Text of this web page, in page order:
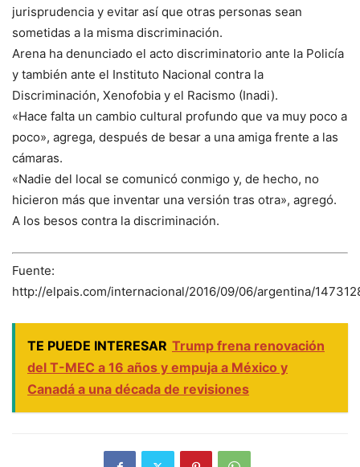
jurisprudencia y evitar así que otras personas sean
sometidas a la misma discriminación.
Arena ha denunciado el acto discriminatorio ante la Policía
y también ante el Instituto Nacional contra la
Discriminación, Xenofobia y el Racismo (Inadi).
«Hace falta un cambio cultural profundo que va muy poco a
poco», agrega, después de besar a una amiga frente a las
cámaras.
«Nadie del local se comunicó conmigo y, de hecho, no
hicieron más que inventar una versión tras otra», agregó.
A los besos contra la discriminación.
Fuente:
http://elpais.com/internacional/2016/09/06/argentina/
TE PUEDE INTERESAR Trump frena renovación
del T-MEC a 16 años y empuja a México y
Canadá a una década de revisiones